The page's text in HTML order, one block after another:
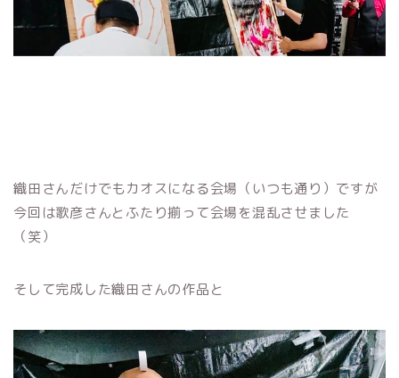
織田さんだけでもカオスになる会場（いつも通り）ですが
今回は歌彦さんとふたり揃って会場を混乱させました
（笑）
そして完成した織田さんの作品と